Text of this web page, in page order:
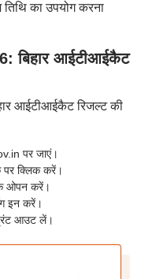
का उपयोग करना
बिहार आईटीआईकैट
आईटीआईकैट रिजल्ट की
पर जाएं।
क्लिक करें।
ओपन करें।
इन करें।
आउट लें।